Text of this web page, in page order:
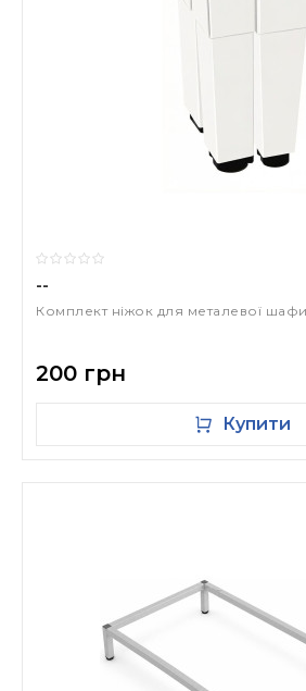
--
Комплект ніжок для металевої шафи
200 грн
Купити